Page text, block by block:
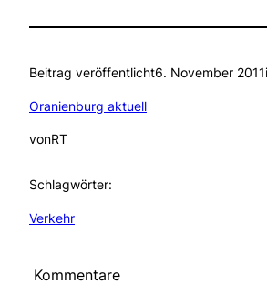
Beitrag veröffentlicht6. November 2011
Oranienburg aktuell
vonRT
Schlagwörter:
Verkehr
Kommentare